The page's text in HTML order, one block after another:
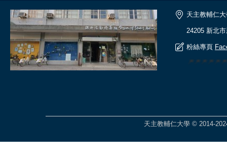
天主教輔仁
24205 新北
粉絲專頁
天主教輔仁大學 © 2014-